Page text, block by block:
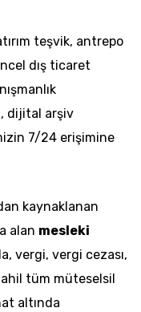
teşvik, antrepo
dış ticaret
dijital arşiv
7/24 erişimine
kaynaklanan
alan mesleki
vergi, vergi cezası,
tüm müteselsil
altında